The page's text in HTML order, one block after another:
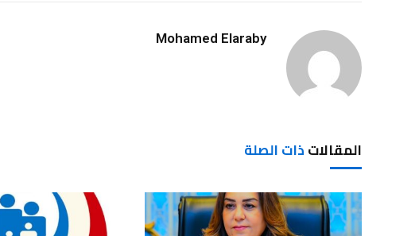
Mohamed Elaraby
المقالاتذات الصلة